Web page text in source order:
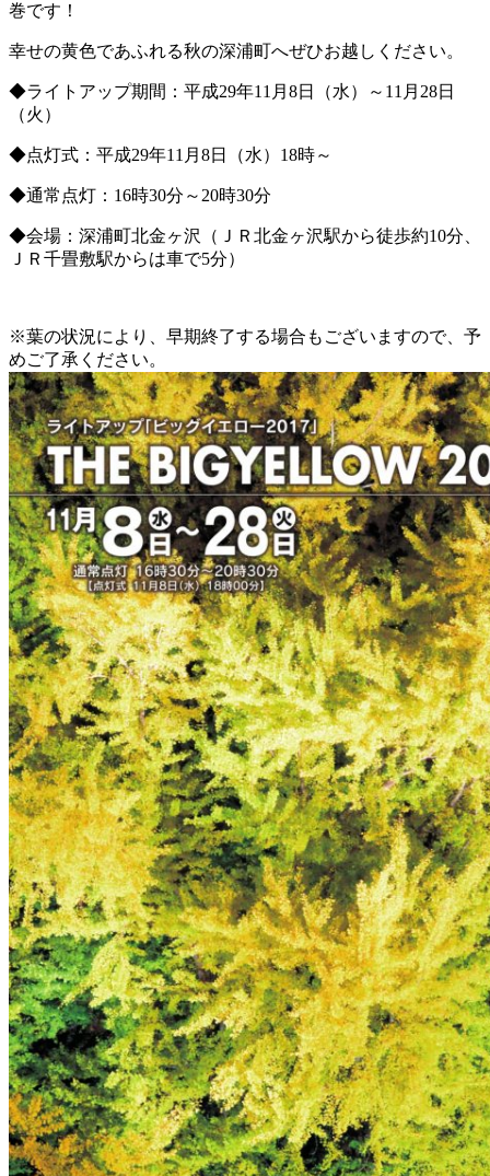
巻です！
幸せの黄色であふれる秋の深浦町へぜひお越しください。
◆ライトアップ期間：平成29年11月8日（水）～11月28日
（火）
◆点灯式：平成29年11月8日（水）18時～
◆通常点灯：16時30分～20時30分
◆会場：深浦町北金ヶ沢（ＪＲ北金ヶ沢駅から徒歩約10分、
ＪＲ千畳敷駅からは車で5分）
※葉の状況により、早期終了する場合もございますので、予
めご了承ください。